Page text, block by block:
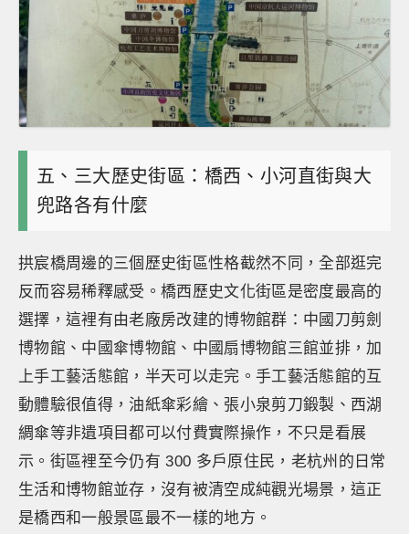
五、三大歷史街區：橋西、小河直街與大
兜路各有什麼
拱宸橋周邊的三個歷史街區性格截然不同，全部逛完
反而容易稀釋感受。橋西歷史文化街區是密度最高的
選擇，這裡有由老廠房改建的博物館群：中國刀剪劍
博物館、中國傘博物館、中國扇博物館三館並排，加
上手工藝活態館，半天可以走完。手工藝活態館的互
動體驗很值得，油紙傘彩繪、張小泉剪刀鍛製、西湖
綢傘等非遺項目都可以付費實際操作，不只是看展
示。街區裡至今仍有 300 多戶原住民，老杭州的日常
生活和博物館並存，沒有被清空成純觀光場景，這正
是橋西和一般景區最不一樣的地方。